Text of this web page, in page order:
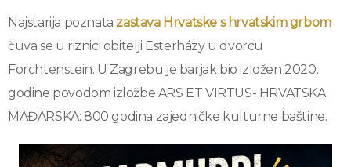
Najstarija poznata zastava Hrvatske s hrvatskim grbom
čuva se u riznici obitelji Esterházy u dvorcu
Forchtenstein. U Zagrebu je barjak bio izložen 2020.
godine povodom izložbe ARS ET VIRTUS- HRVATSKA
MAĐARSKA: 800 godina zajedničke kulturne baštine.